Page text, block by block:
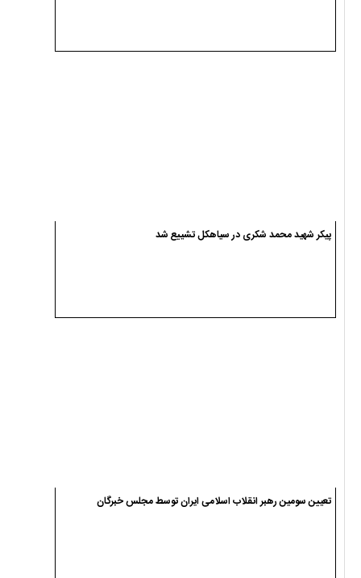
پیکر شهید محمد شکری در سیاهکل تشییع شد
تعیین سومین رهبر انقلاب اسلامی ایران توسط مجلس خبرگان